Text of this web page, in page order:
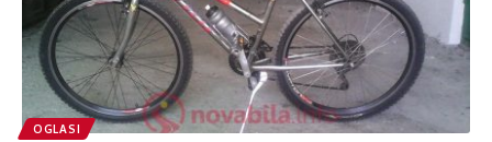
OGLASI